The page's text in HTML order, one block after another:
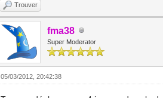
Trouver
fma38
Super Moderator
05/03/2012, 20:42:38